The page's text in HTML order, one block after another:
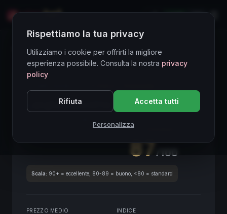
LIVE
Directory Vini
Langhe Nascetta
SCORE ENOLOGICO GLOBALE
87/100
Scala: 90+ = eccellente, 80-89 = buono, <80 = standard
PREZZO MEDIO INDICE
Rispettiamo la tua privacy
Utilizziamo i cookie per offrirti la migliore
esperienza possibile. Consulta la nostra privacy
policy
Rifiuta Accetta tutti
Personalizza